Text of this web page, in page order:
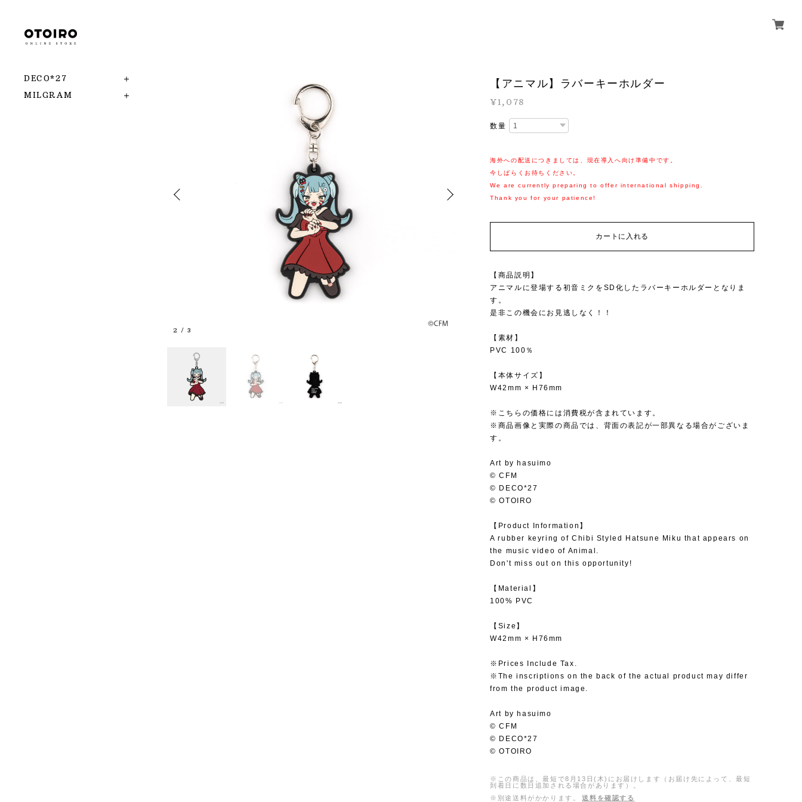
DECO*27
MILGRAM
3 / 3
【アニマル】ラバーキーホルダー
¥1,078
数量
海外への配送につきましては、現在導入へ向け準備中です。
今しばらくお待ちください。
We are currently preparing to offer international shipping.
Thank you for your patience!
カートに入れる
【商品説明】
アニマルに登場する初音ミクをSD化したラバーキーホルダーとなりま
す。
是非この機会にお見逃しなく！！
【素材】
PVC 100％
【本体サイズ】
W42mm × H76mm
※こちらの価格には消費税が含まれています。
※商品画像と実際の商品では、背面の表記が一部異なる場合がございま
す。
Art by hasuimo
© CFM
© DECO*27
© OTOIRO
【Product Information】
A rubber keyring of Chibi Styled Hatsune Miku that appears on
the music video of Animal.
Don't miss out on this opportunity!
【Material】
100% PVC
【Size】
W42mm × H76mm
※Prices Include Tax.
※The inscriptions on the back of the actual product may differ
from the product image.
Art by hasuimo
© CFM
© DECO*27
© OTOIRO
※この商品は、最短で8月13日(木)にお届けします（お届け先によって、最短
到着日に数日追加される場合があります）。
※別途送料がかかります。
送料を確認する